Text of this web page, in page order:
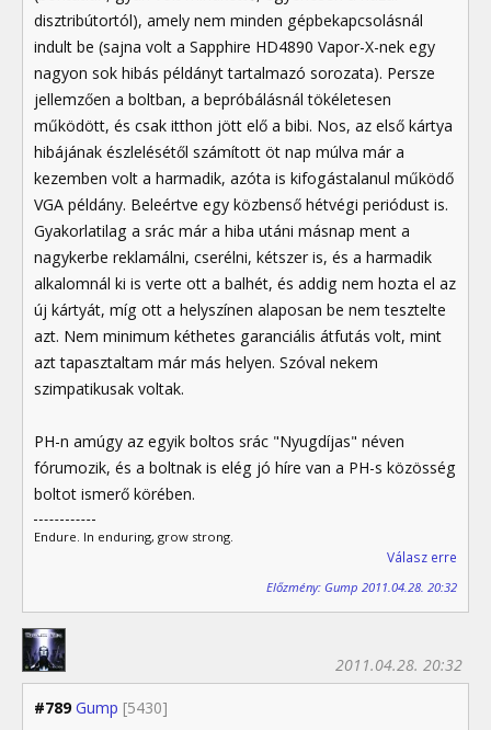
disztribútortól), amely nem minden gépbekapcsolásnál
indult be (sajna volt a Sapphire HD4890 Vapor-X-nek egy
nagyon sok hibás példányt tartalmazó sorozata). Persze
jellemzően a boltban, a bepróbálásnál tökéletesen
működött, és csak itthon jött elő a bibi. Nos, az első kártya
hibájának észlelésétől számított öt nap múlva már a
kezemben volt a harmadik, azóta is kifogástalanul működő
VGA példány. Beleértve egy közbenső hétvégi periódust is.
Gyakorlatilag a srác már a hiba utáni másnap ment a
nagykerbe reklamálni, cserélni, kétszer is, és a harmadik
alkalomnál ki is verte ott a balhét, és addig nem hozta el az
új kártyát, míg ott a helyszínen alaposan be nem tesztelte
azt. Nem minimum kéthetes garanciális átfutás volt, mint
azt tapasztaltam már más helyen. Szóval nekem
szimpatikusak voltak.
PH-n amúgy az egyik boltos srác "Nyugdíjas" néven
fórumozik, és a boltnak is elég jó híre van a PH-s közösség
boltot ismerő körében.
Endure. In enduring, grow strong.
Válasz erre
Előzmény: Gump 2011.04.28. 20:32
#789 Gump [5430]
2011.04.28. 20:32